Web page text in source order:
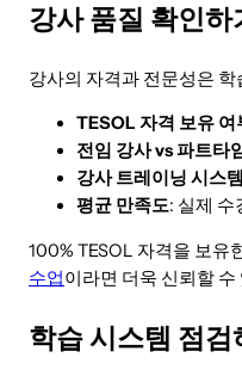
강사 품질 확인하
강사의 자격과 전문성은
TESOL 자격 보유 여
전임 강사 vs 파트타
강사 트레이닝 시스템
평균 만족도: 실제 수
100% TESOL 자격을 보유
수업이라면 더욱 신뢰할 수
학습 시스템 점검